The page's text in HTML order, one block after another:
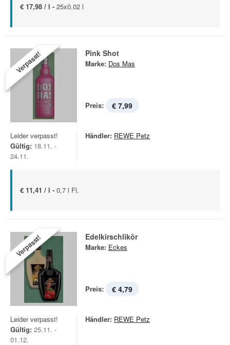
€ 17,98 / l - 25x0.02 l
Verpasst! Pink Shot
Marke: Dos Mas
Preis: € 7,99
Leider verpasst!
Gültig: 18.11. -
24.11.
Händler: REWE Petz
€ 11,41 / l - 0,7 l Fl.
Verpasst! Edelkirschlikör
Marke: Eckes
Preis: € 4,79
Leider verpasst!
Gültig: 25.11. -
01.12.
Händler: REWE Petz